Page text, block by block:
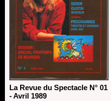
La Revue du Spectacle N° 01
- Avril 1989